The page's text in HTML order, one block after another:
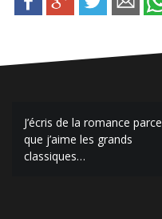
NJ’écris de la romance parce
que j’aime les grands
classiques…